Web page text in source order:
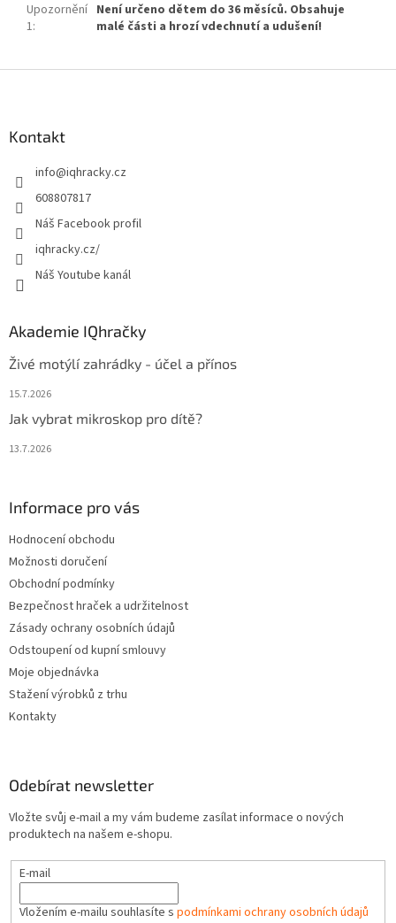
Upozornění
1:
Není určeno dětem do 36 měsíců. Obsahuje
malé části a hrozí vdechnutí a udušení!
Kontakt
info@iqhracky.cz
608807817
Náš Facebook profil
iqhracky.cz/
Náš Youtube kanál
Akademie IQhračky
Živé motýlí zahrádky - účel a přínos
15.7.2026
Jak vybrat mikroskop pro dítě?
13.7.2026
Informace pro vás
Hodnocení obchodu
Možnosti doručení
Obchodní podmínky
Bezpečnost hraček a udržitelnost
Zásady ochrany osobních údajů
Odstoupení od kupní smlouvy
Moje objednávka
Stažení výrobků z trhu
Kontakty
Odebírat newsletter
Vložte svůj e-mail a my vám budeme zasílat informace o nových
produktech na našem e-shopu.
E-mail
Vložením e-mailu souhlasíte s podmínkami ochrany osobních údajů